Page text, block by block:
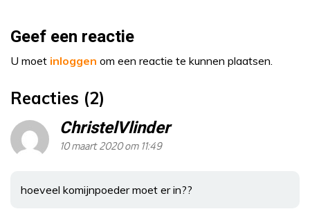
Geef een reactie
U moet inloggen om een reactie te kunnen plaatsen.
Reacties (2)
ChristelVlinder
10 maart 2020 om 11:49
hoeveel komijnpoeder moet er in??